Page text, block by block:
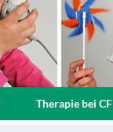
Therapie bei CF